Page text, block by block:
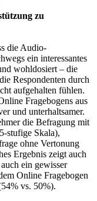
zu
die Audio-
ein interessantes
wohldosiert – die
Respondenten durch
aufgehalten fühlen.
Fragebogens aus
und unterhaltsamer.
die Befragung mit
stufige Skala),
ohne Vertonung
Ergebnis zeigt auch
ein gewisser
Online Fragebogen
vs. 50%).